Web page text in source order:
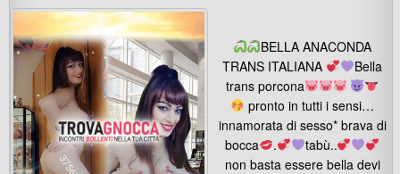
BELLA ANACONDA
TRANS ITALIANA
Bella
trans porcona
pronto in tutti i sensi…
innamorata di sesso* brava di
bocca
.
tabù..
non basta essere bella devi